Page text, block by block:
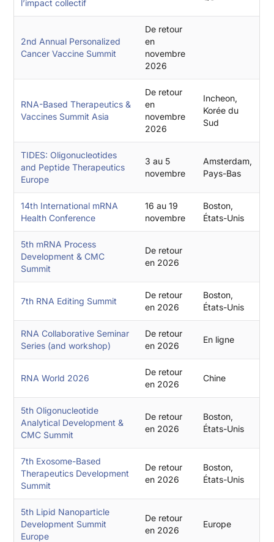
l’impact collectif
2nd Annual Personalized
Cancer Vaccine Summit
De retour
en
novembre
2026
RNA-Based Therapeutics &
Vaccines Summit Asia
De retour
en
novembre
2026
Incheon,
Korée du
Sud
TIDES: Oligonucleotides
and Peptide Therapeutics
Europe
3 au 5
novembre
Amsterdam,
Pays-Bas
14th International mRNA
Health Conference
16 au 19
novembre
Boston,
États-Unis
5th mRNA Process
Development & CMC
Summit
De retour
en 2026
7th RNA Editing Summit
De retour
en 2026
Boston,
États-Unis
RNA Collaborative Seminar
Series (and workshop)
De retour
en 2026
En ligne
RNA World 2026
De retour
en 2026
Chine
5th Oligonucleotide
Analytical Development &
CMC Summit
De retour
en 2026
Boston,
États-Unis
7th Exosome-Based
Therapeutics Development
Summit
De retour
en 2026
Boston,
États-Unis
5th Lipid Nanoparticle
Development Summit
Europe
De retour
en 2026
Europe